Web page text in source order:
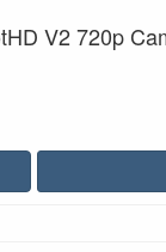
V2 720p